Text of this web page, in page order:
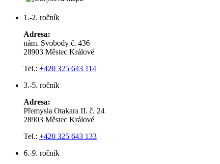
1.-2. ročník
Adresa:
nám. Svobody č. 436
28903 Městec Králové
Tel.: +420 325 643 114
3.-5. ročník
Adresa:
Přemysla Otakara II. č. 24
28903 Městec Králové
Tel.: +420 325 643 133
6.-9. ročník